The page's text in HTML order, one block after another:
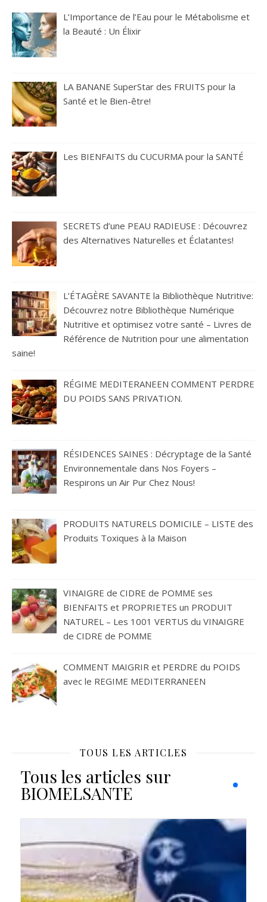
L’Importance de l’Eau pour le Métabolisme et
la Beauté : Un Élixir
LA BANANE SuperStar des FRUITS pour la
Santé et le Bien-être!
Les BIENFAITS du CUCURMA pour la SANTÉ
SECRETS d’une PEAU RADIEUSE : Découvrez
des Alternatives Naturelles et Éclatantes!
L’ÉTAGÈRE SAVANTE la Bibliothèque Nutritive:
Découvrez notre Bibliothèque Numérique
Nutritive et optimisez votre santé – Livres de
Référence de Nutrition pour une alimentation
saine!
RÉGIME MEDITERANEEN COMMENT PERDRE
DU POIDS SANS PRIVATION.
RÉSIDENCES SAINES : Décryptage de la Santé
Environnementale dans Nos Foyers –
Respirons un Air Pur Chez Nous!
PRODUITS NATURELS DOMICILE – LISTE des
Produits Toxiques à la Maison
VINAIGRE de CIDRE de POMME ses
BIENFAITS et PROPRIETES un PRODUIT
NATUREL – Les 1001 VERTUS du VINAIGRE
de CIDRE de POMME
COMMENT MAIGRIR et PERDRE du POIDS
avec le REGIME MEDITERRANEEN
TOUS LES ARTICLES
Tous les articles sur
BIOMELSANTE